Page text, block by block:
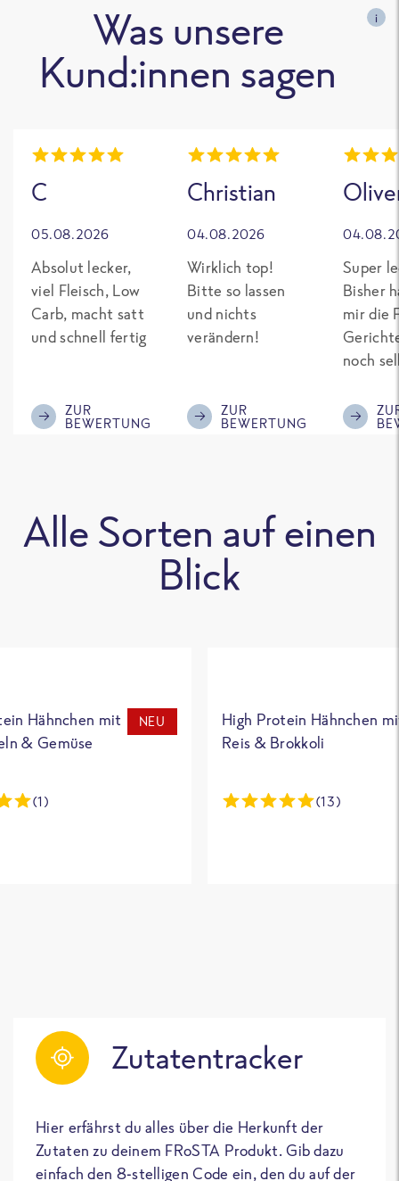
Was unsere
Kund:innen sagen
i
C
05.08.2026
Absolut lecker,
viel Fleisch, Low
Carb, macht satt
und schnell fertig
ZUR
BEWERTUNG
Christian
04.08.2026
Wirklich top!
Bitte so lassen
und nichts
verändern!
ZUR
BEWERTUNG
Super
Bisher
mir die
noch
Eiweiß.
was
Alle Sorten auf einen
Blick
Hähnchen mit
& Gemüse
NEU
(1)
High Protein Hähnchen
Reis & Brokkoli
(13)
Zutatentracker
Hier erfährst du alles über die Herkunft der
Zutaten zu deinem FRoSTA Produkt. Gib dazu
einfach den 8-stelligen Code ein, den du auf der